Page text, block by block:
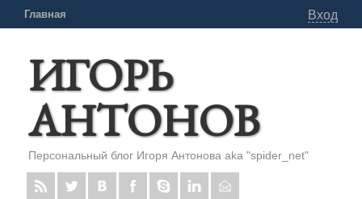
Главная Вход
ИГОРЬ
АНТОНОВ
Персональный блог Игоря Антонова aka "spider_net"